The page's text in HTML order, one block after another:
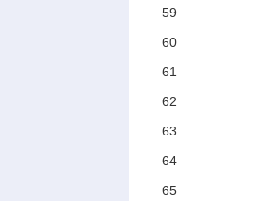
59
60
61
62
63
64
65